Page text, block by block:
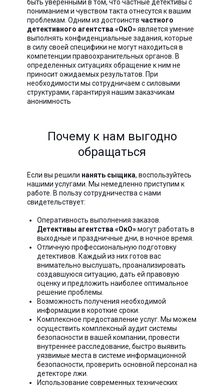
быть уверенными в том, что частные детективы с
пониманием и чувством такта отнесутся к вашим
проблемам. Одним из достоинств частного
детективного агентства «ОкО»является умение
выполнять конфиденциальные задания, которые
в силу своей специфики не могут находиться в
компетенции правоохранительных органов. В
определенных ситуациях обращение к ним не
приносит ожидаемых результатов. При
необходимости мы сотрудничаем с силовыми
структурами, гарантируя нашим заказчикам
анонимность
Почему к нам выгодно
обращаться
Если вы решили нанять сыщика, воспользуйтесь
нашими услугами. Мы немедленно приступим к
работе. В пользу сотрудничества с нами
свидетельствует:
Оперативность выполнения заказов.
Детективы агентства «ОкО»могут работать в
выходные и праздничные дни, в ночное время.
Отличную профессиональную подготовку
детективов. Каждый из них готов вас
внимательно выслушать, проанализировать
создавшуюся ситуацию, дать ей правовую
оценку и предложить наиболее оптимальное
решение проблемы.
Возможность получения необходимой
информации в короткие сроки.
Комплексное предоставление услуг. Мы можем
осуществить комплексный аудит системы
безопасности в вашей компании, провести
внутреннее расследование, быстро выявить
уязвимые места в системе информационной
безопасности, проверить основной персонал на
детекторе лжи.
Использование современных технических